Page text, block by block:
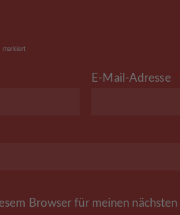
markiert
E-Mail-Adresse
Browser für meinen